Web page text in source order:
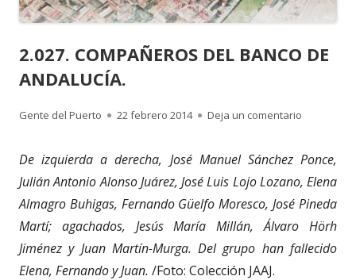
2.027. COMPAÑEROS DEL BANCO DE
ANDALUCÍA.
Autor
Gente del Puerto
Publicado
22 febrero 2014 Deja un comentario
De izquierda a derecha, José Manuel Sánchez Ponce,
Julián Antonio Alonso Juárez, José Luis Lojo Lozano, Elena
Almagro Buhigas, Fernando Güelfo Moresco, José Pineda
Martí; agachados, Jesús María Millán, Álvaro Hörh
Jiménez y Juan Martín-Murga. Del grupo han fallecido
Elena, Fernando y Juan. /Foto: Colección JAAJ.